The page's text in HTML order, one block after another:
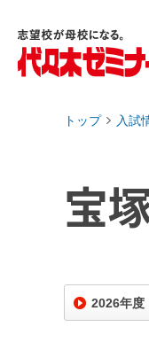
トップ 入試
宝
2026年度